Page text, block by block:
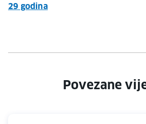
29 godina
Povezane